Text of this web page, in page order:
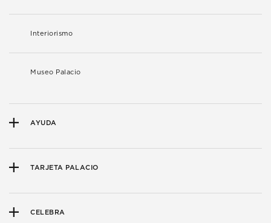
Interiorismo
Museo Palacio
AYUDA
TARJETA PALACIO
CELEBRA